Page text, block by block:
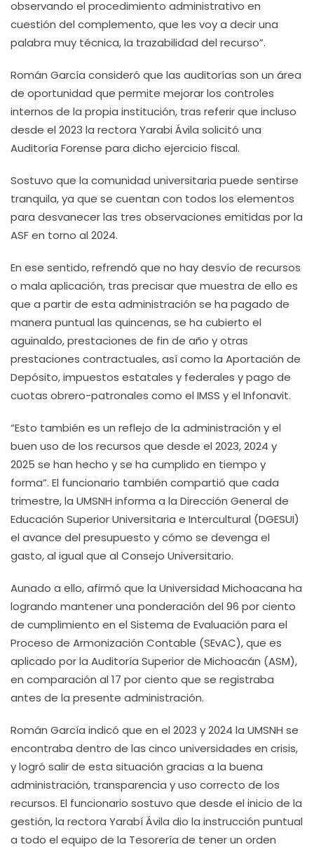
observando el procedimiento administrativo en
cuestión del complemento, que les voy a decir una
palabra muy técnica, la trazabilidad del recurso”.
Román García consideró que las auditorías son un área
de oportunidad que permite mejorar los controles
internos de la propia institución, tras referir que incluso
desde el 2023 la rectora Yarabi Ávila solicitó una
Auditoría Forense para dicho ejercicio fiscal.
Sostuvo que la comunidad universitaria puede sentirse
tranquila, ya que se cuentan con todos los elementos
para desvanecer las tres observaciones emitidas por la
ASF en torno al 2024.
En ese sentido, refrendó que no hay desvío de recursos
o mala aplicación, tras precisar que muestra de ello es
que a partir de esta administración se ha pagado de
manera puntual las quincenas, se ha cubierto el
aguinaldo, prestaciones de fin de año y otras
prestaciones contractuales, así como la Aportación de
Depósito, impuestos estatales y federales y pago de
cuotas obrero-patronales como el IMSS y el Infonavit.
“Esto también es un reflejo de la administración y el
buen uso de los recursos que desde el 2023, 2024 y
2025 se han hecho y se ha cumplido en tiempo y
forma”. El funcionario también compartió que cada
trimestre, la UMSNH informa a la Dirección General de
Educación Superior Universitaria e Intercultural (DGESUI)
el avance del presupuesto y cómo se devenga el
gasto, al igual que al Consejo Universitario.
Aunado a ello, afirmó que la Universidad Michoacana ha
logrando mantener una ponderación del 96 por ciento
de cumplimiento en el Sistema de Evaluación para el
Proceso de Armonización Contable (SEvAC), que es
aplicado por la Auditoría Superior de Michoacán (ASM),
en comparación al 17 por ciento que se registraba
antes de la presente administración.
Román García indicó que en el 2023 y 2024 la UMSNH se
encontraba dentro de las cinco universidades en crisis,
y logró salir de esta situación gracias a la buena
administración, transparencia y uso correcto de los
recursos. El funcionario sostuvo que desde el inicio de la
gestión, la rectora Yarabí Ávila dio la instrucción puntual
a todo el equipo de la Tesorería de tener un orden